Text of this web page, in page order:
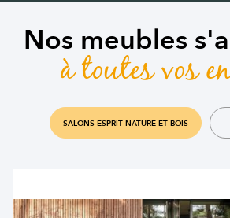
Nos meubles
à toutes vos
SALONS ESPRIT NATURE ET BOIS